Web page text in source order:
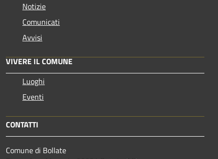
Notizie
Comunicati
Avvisi
VIVERE IL COMUNE
Luoghi
Eventi
CONTATTI
Comune di Bollate